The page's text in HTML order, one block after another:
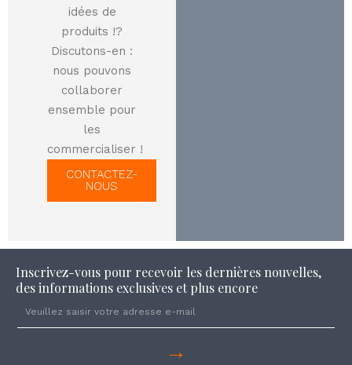
idées de
produits !?
Discutons-en :
nous pouvons
collaborer
ensemble pour
les
commercialiser !
CONTACTEZ-
NOUS
Inscrivez-vous pour recevoir les dernières nouvelles,
des informations exclusives et plus encore
→